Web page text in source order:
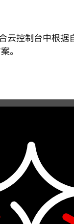
云控制台中根据
。